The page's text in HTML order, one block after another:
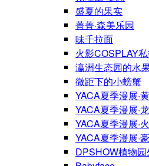
盛夏的果实
菁菁·森美乐园
味千拉面
火影COSPLAY
瀛洲生态园的水
微距下的小螃蟹
YACA夏季漫展·
YACA夏季漫展·
YACA夏季漫展·
YACA夏季漫展·
DPSHOW植物园